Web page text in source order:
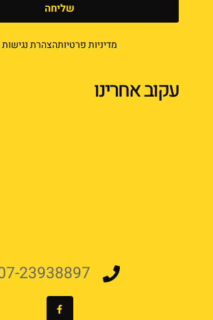
שליחה
מדיניות פרטיותהצהרת נגישות
עקוב אחרינו
23938897